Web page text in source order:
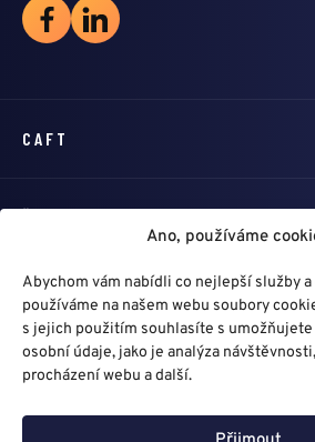
Ano, používáme
Abychom vám nabídli co nejlepší služby
používáme na našem webu soubory
s jejich použitím souhlasíte s umožňujete
osobní údaje, jako je analýza
procházení webu a další.
CAFT
HLEDÁM PROFÍKA
DALŠÍ ODKAZY